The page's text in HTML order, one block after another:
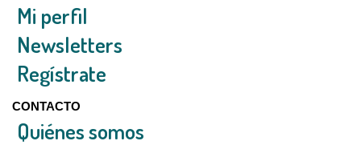
Mi perfil
Newsletters
Regístrate
CONTACTO
Quiénes somos